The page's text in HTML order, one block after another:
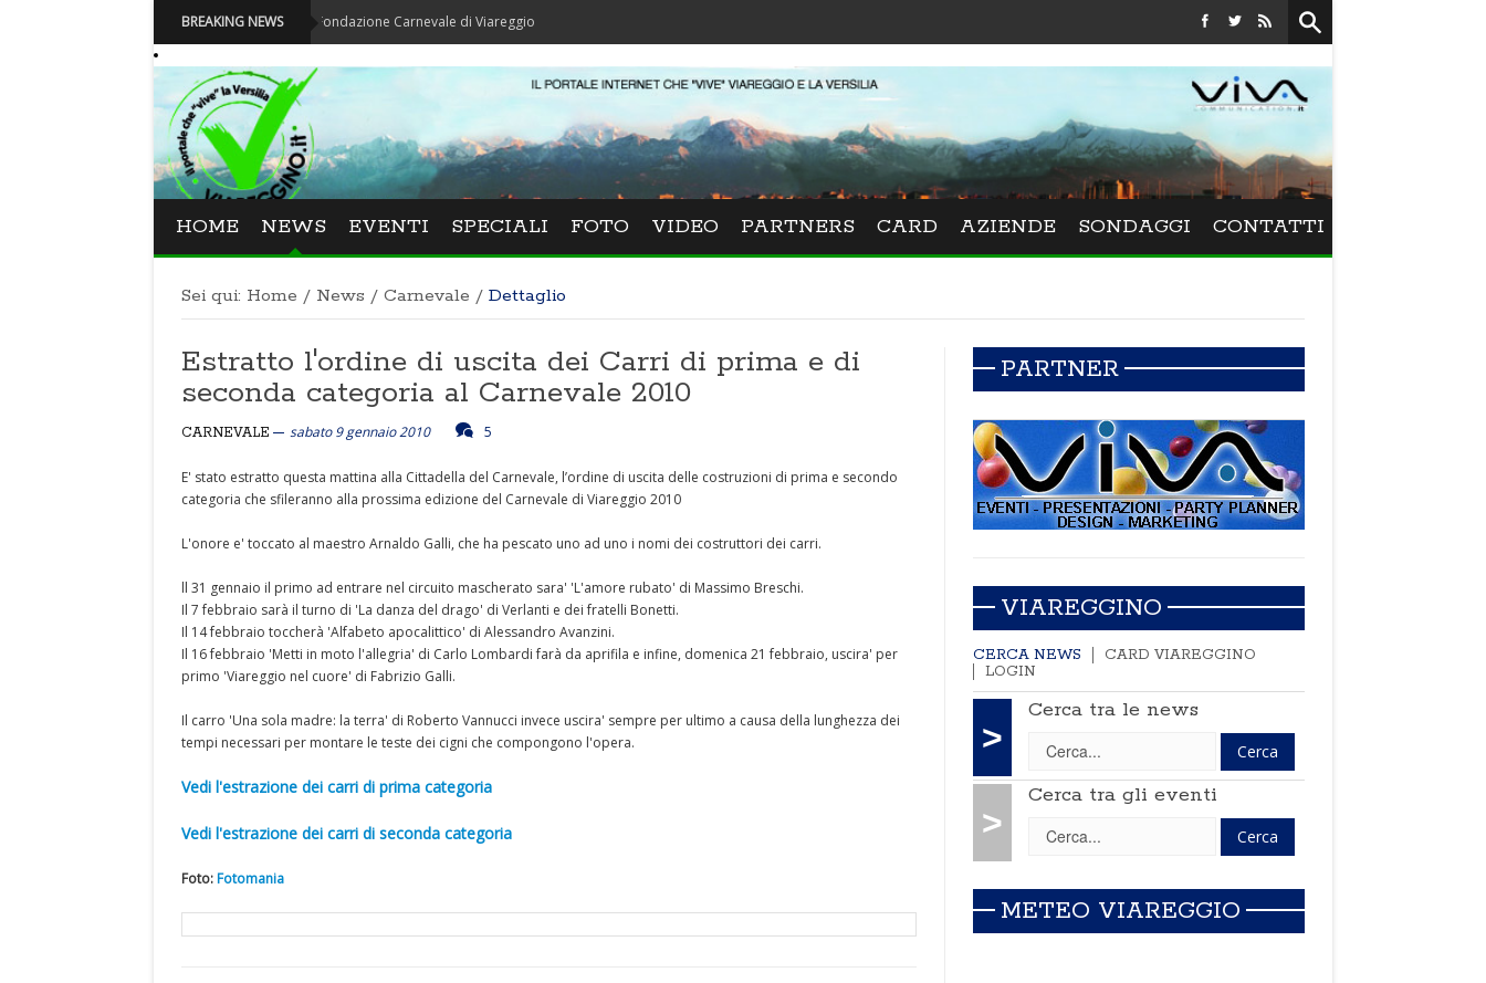
BREAKING NEWS
Carnevale - Nominata la nuova Fondazione Carnevale di Viareggio Festival La Versiliana - La direttrice lucchese Beatrice Venezi torna alla
HOME NEWS EVENTI SPECIALI FOTO VIDEO PARTNERS CARD AZIENDE SONDAGGI CONTATTI
Sei qui: Home / News / Carnevale / Dettaglio
Estratto l'ordine di uscita dei Carri di prima e di
seconda categoria al Carnevale 2010
CARNEVALE sabato 9 gennaio 2010 5
E' stato estratto questa mattina alla Cittadella del Carnevale, l’ordine di uscita delle costruzioni di prima e secondo
categoria che sfileranno alla prossima edizione del Carnevale di Viareggio 2010
L'onore e' toccato al maestro Arnaldo Galli, che ha pescato uno ad uno i nomi dei costruttori dei carri.
ll 31 gennaio il primo ad entrare nel circuito mascherato sara' 'L'amore rubato' di Massimo Breschi.
Il 7 febbraio sarà il turno di 'La danza del drago' di Verlanti e dei fratelli Bonetti.
Il 14 febbraio toccherà 'Alfabeto apocalittico' di Alessandro Avanzini.
Il 16 febbraio 'Metti in moto l'allegria' di Carlo Lombardi farà da aprifila e infine, domenica 21 febbraio, uscira' per
primo 'Viareggio nel cuore' di Fabrizio Galli.
Il carro 'Una sola madre: la terra' di Roberto Vannucci invece uscira' sempre per ultimo a causa della lunghezza dei
tempi necessari per montare le teste dei cigni che compongono l'opera.
Vedi l'estrazione dei carri di prima categoria
Vedi l'estrazione dei carri di seconda categoria
Foto:Fotomania
PARTNER
VIAREGGINO
CERCA NEWS
CARD VIAREGGINO
LOGIN
>
Cerca tra le news
>
Cerca tra gli eventi
METEO VIAREGGIO